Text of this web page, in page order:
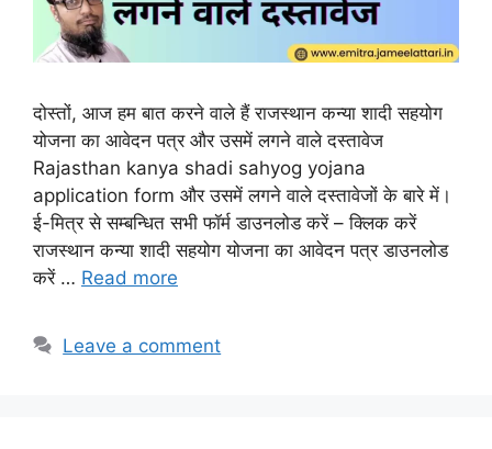
दोस्तों, आज हम बात करने वाले हैं राजस्थान कन्या शादी सहयोग
योजना का आवेदन पत्र और उसमें लगने वाले दस्तावेज
Rajasthan kanya shadi sahyog yojana
application form और उसमें लगने वाले दस्तावेजों के बारे में।
ई-मित्र से सम्बन्धित सभी फॉर्म डाउनलोड करें – क्लिक करें
राजस्थान कन्या शादी सहयोग योजना का आवेदन पत्र डाउनलोड
करें … Read more
Leave a comment